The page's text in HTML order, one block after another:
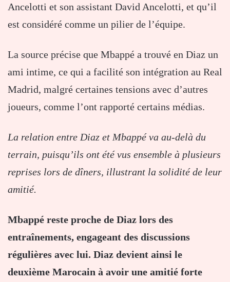
Ancelotti et son assistant David Ancelotti, et qu’il
est considéré comme un pilier de l’équipe.
La source précise que Mbappé a trouvé en Diaz un
ami intime, ce qui a facilité son intégration au Real
Madrid, malgré certaines tensions avec d’autres
joueurs, comme l’ont rapporté certains médias.
La relation entre Diaz et Mbappé va au-delà du
terrain, puisqu’ils ont été vus ensemble à plusieurs
reprises lors de dîners, illustrant la solidité de leur
amitié.
Mbappé reste proche de Diaz lors des
entraînements, engageant des discussions
régulières avec lui. Diaz devient ainsi le
deuxième Marocain à avoir une amitié forte